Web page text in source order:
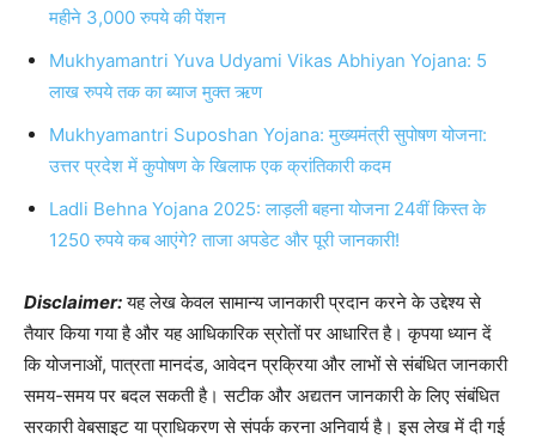
महीने 3,000 रुपये की पेंशन
Mukhyamantri Yuva Udyami Vikas Abhiyan Yojana: 5
लाख रुपये तक का ब्याज मुक्त ऋण
Mukhyamantri Suposhan Yojana: मुख्यमंत्री सुपोषण योजना:
उत्तर प्रदेश में कुपोषण के खिलाफ एक क्रांतिकारी कदम
Ladli Behna Yojana 2025: लाड़ली बहना योजना 24वीं किस्त के
1250 रुपये कब आएंगे? ताजा अपडेट और पूरी जानकारी!
Disclaimer:यह लेख केवल सामान्य जानकारी प्रदान करने के उद्देश्य से
तैयार किया गया है और यह आधिकारिक स्रोतों पर आधारित है। कृपया ध्यान दें
कि योजनाओं, पात्रता मानदंड, आवेदन प्रक्रिया और लाभों से संबंधित जानकारी
समय-समय पर बदल सकती है। सटीक और अद्यतन जानकारी के लिए संबंधित
सरकारी वेबसाइट या प्राधिकरण से संपर्क करना अनिवार्य है। इस लेख में दी गई